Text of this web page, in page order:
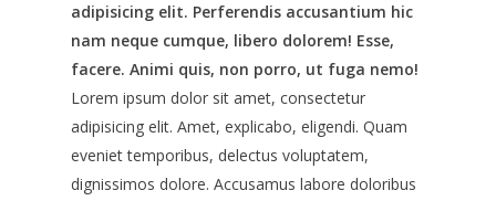
adipisicing elit. Perferendis accusantium hic
nam neque cumque, libero dolorem! Esse,
facere. Animi quis, non porro, ut fuga nemo!
Lorem ipsum dolor sit amet, consectetur
adipisicing elit. Amet, explicabo, eligendi. Quam
eveniet temporibus, delectus voluptatem,
dignissimos dolore. Accusamus labore doloribus